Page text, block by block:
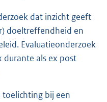
dat inzicht geeft
doeltreffendheid en
Evaluatieonderzoek
durante als ex post
toelichting bij een